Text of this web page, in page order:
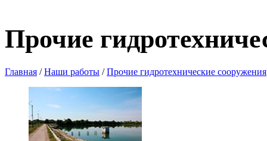
Прочие
Главная / Наши работы / Прочие гидротехнические сооружения